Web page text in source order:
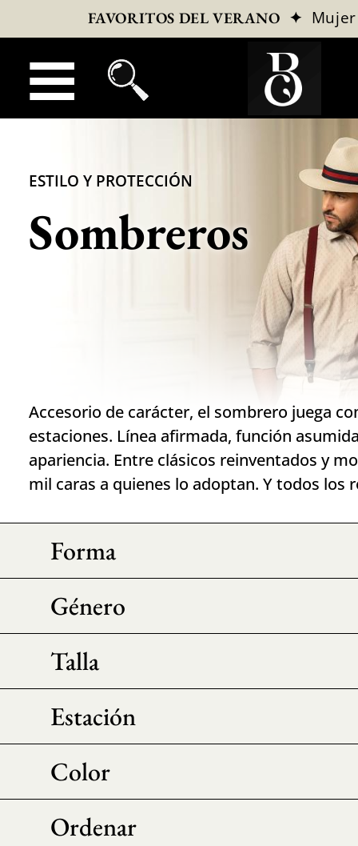
FAVORITOS DEL VERANO ✦ Mujer
ESTILO Y PROTECCIÓN
Sombreros
Accesorio de carácter, el sombrero juega
estaciones. Línea afirmada, función
apariencia. Entre clásicos reinventados y
mil caras a quienes lo adoptan. Y todos los
Forma
Género
Talla
Estación
Color
Ordenar